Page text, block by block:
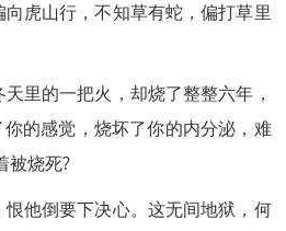
虎山行，不知草有蛇，偏打草里
的一把火，却烧了整整六年，
的感觉，烧坏了你的内分泌，难
被烧死?
他倒要下决心。这无间地狱，何